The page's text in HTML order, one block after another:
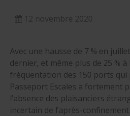
12 novembre 2020
Avec une hausse de 7 % en
dernier, et même plus de 25 % à
fréquentation des 150 ports qui
Passeport Escales a fortement
l’absence des plaisanciers
incertain de l’après-